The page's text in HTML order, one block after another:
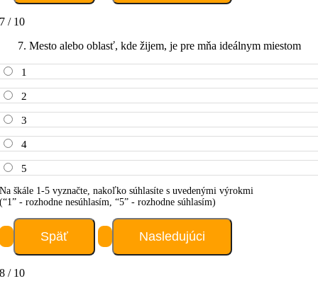
7 / 10
7. Mesto alebo oblasť, kde žijem, je pre mňa ideálnym miestom
1
2
3
4
5
Na škále 1-5 vyznačte, nakoľko súhlasíte s uvedenými výrokmi
(“1” - rozhodne nesúhlasím, “5” - rozhodne súhlasím)
8 / 10